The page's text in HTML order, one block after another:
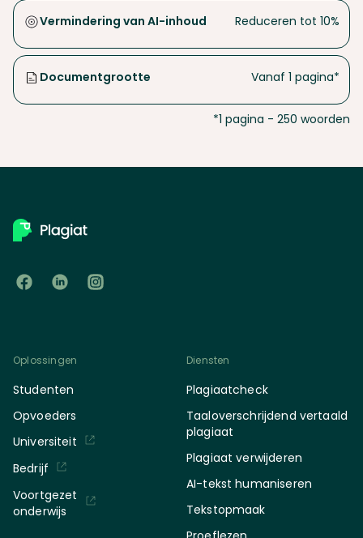
Vermindering van AI-inhoud Reduceren tot 10%
Documentgrootte Vanaf 1 pagina*
*1 pagina - 250 woorden
Oplossingen
Studenten
Opvoeders
Universiteit
Bedrijf
Voortgezet
onderwijs
Diensten
Plagiaatcheck
Taaloverschrijdend vertaald
plagiaat
Plagiaat verwijderen
AI-tekst humaniseren
Tekstopmaak